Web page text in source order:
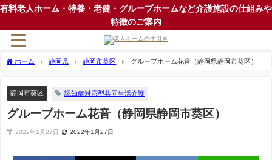
有料老人ホーム・特養・老健・グループホームなど介護施設の仕組みや
特徴のご案内
ホーム 静岡県 静岡市葵区 グループホーム花音（静岡県静岡市葵区）
静岡市葵区 認知症対応型共同生活介護
グループホーム花音（静岡県静岡市葵区）
2022年1月27日 2022年1月27日